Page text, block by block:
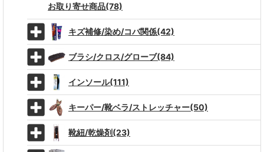
お取り寄せ商品(78)
キズ補修/染め/コバ関係(42)
ブラシ/クロス/グローブ(84)
インソール(111)
キーパー/靴ベラ/ストレッチャー(50)
靴紐/乾燥剤(23)